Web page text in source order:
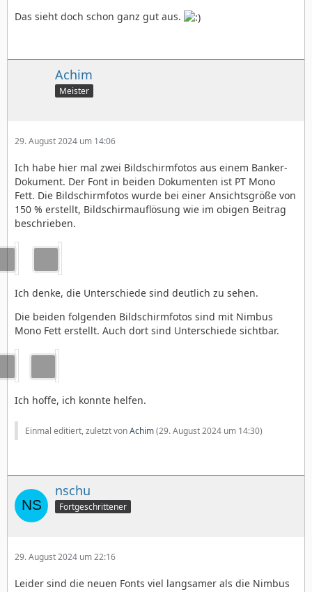
Das sieht doch schon ganz gut aus.
Achim
Meister
29. August 2024 um 14:06
Ich habe hier mal zwei Bildschirmfotos aus einem Banker-
Dokument. Der Font in beiden Dokumenten ist PT Mono
Fett. Die Bildschirmfotos wurde bei einer Ansichtsgröße von
150 % erstellt, Bildschirmauflösung wie im obigen Beitrag
beschrieben.
Ich denke, die Unterschiede sind deutlich zu sehen.
Die beiden folgenden Bildschirmfotos sind mit Nimbus
Mono Fett erstellt. Auch dort sind Unterschiede sichtbar.
Ich hoffe, ich konnte helfen.
Einmal editiert, zuletzt vonAchim(29. August 2024 um 14:30)
nschu
Fortgeschrittener
29. August 2024 um 22:16
Leider sind die neuen Fonts viel langsamer als die Nimbus